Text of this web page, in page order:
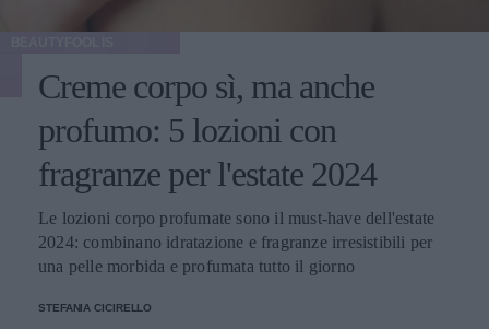
Creme corpo sì, ma anche
profumo: 5 lozioni con
fragranze per l'estate 2024
Le lozioni corpo profumate sono il must-have dell'estate
2024: combinano idratazione e fragranze irresistibili per
una pelle morbida e profumata tutto il giorno
STEFANIA CICIRELLO